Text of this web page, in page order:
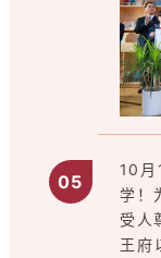
05
10月
学！
受人
王府